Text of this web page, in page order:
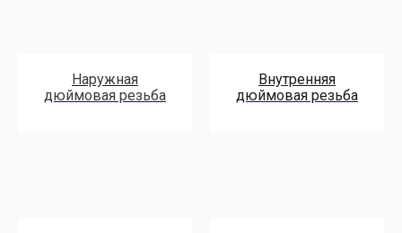
Наружная
дюймовая резьба
Внутренняя
дюймовая резьба